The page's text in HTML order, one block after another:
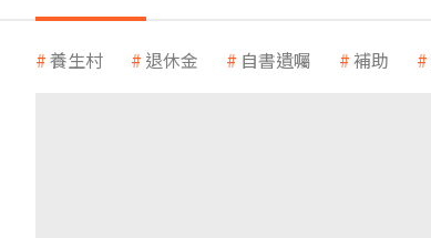
養生村 退休金 自書遺囑 補助